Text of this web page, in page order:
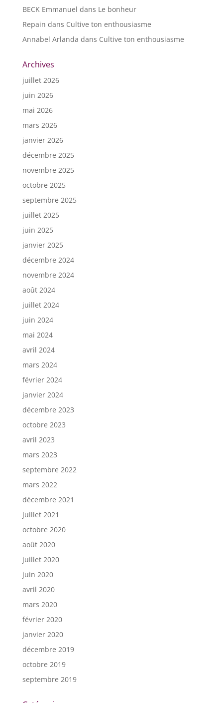
BECK Emmanuel dans Le bonheur
Repain dans Cultive ton enthousiasme
Annabel Arlanda dans Cultive ton enthousiasme
Archives
juillet 2026
juin 2026
mai 2026
mars 2026
janvier 2026
décembre 2025
novembre 2025
octobre 2025
septembre 2025
juillet 2025
juin 2025
janvier 2025
décembre 2024
novembre 2024
août 2024
juillet 2024
juin 2024
mai 2024
avril 2024
mars 2024
février 2024
janvier 2024
décembre 2023
octobre 2023
avril 2023
mars 2023
septembre 2022
mars 2022
décembre 2021
juillet 2021
octobre 2020
août 2020
juillet 2020
juin 2020
avril 2020
mars 2020
février 2020
janvier 2020
décembre 2019
octobre 2019
septembre 2019